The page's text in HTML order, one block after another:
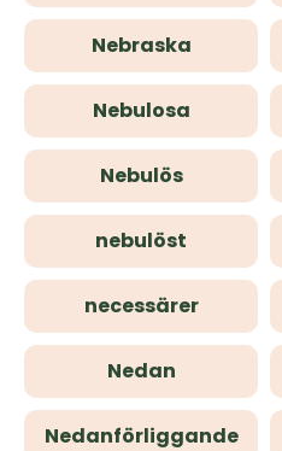
Nebraska
Nebulosa
Nebulös
nebulöst
necessärer
Nedan
Nedanförliggande